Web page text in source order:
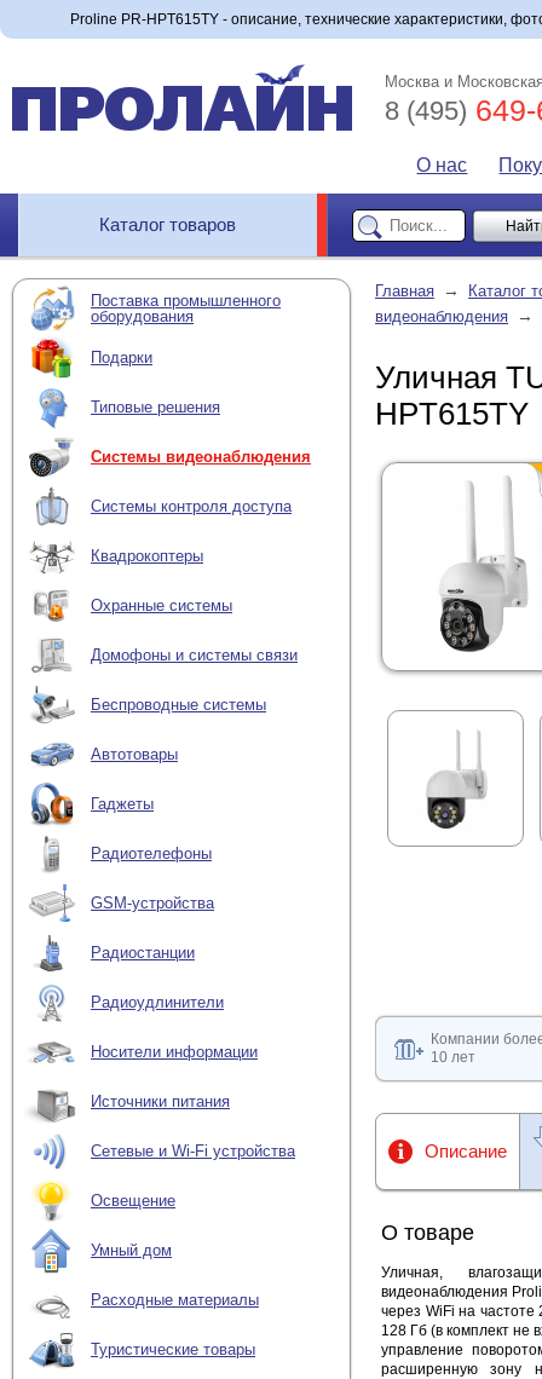
Proline PR-HPT615TY - описание, технические характеристики,
Москва и
8 (495)
О нас
Каталог товаров
Поставка промышленного
оборудования
Подарки
Типовые решения
Системы видеонаблюдения
Системы контроля доступа
Квадрокоптеры
Охранные системы
Домофоны и системы связи
Беспроводные системы
Автотовары
Гаджеты
Радиотелефоны
GSM-устройства
Радиостанции
Радиоудлинители
Носители информации
Источники питания
Сетевые и Wi-Fi устройства
Освещение
Умный дом
Расходные материалы
Туристические товары
Главная →
Каталог
видеонаблюдения →
Уличная
HPT615TY
Компании
10 лет
Описание
О товаре
Уличная,
видеонаблюдения
через WiFi на
128 Гб (в комплект не
управление
расширенную зону